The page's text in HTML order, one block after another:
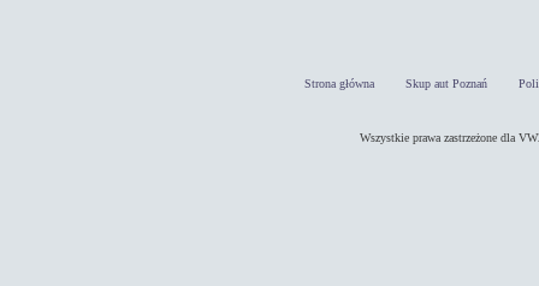
Strona główna Skup aut Poznań
Wszystkie prawa zastrzeżone dla